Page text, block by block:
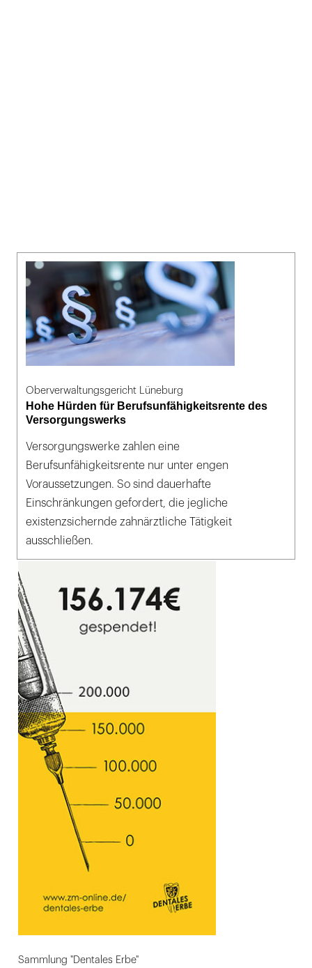
Oberverwaltungsgericht Lüneburg
Hohe Hürden für Berufsunfähigkeitsrente des
Versorgungswerks
Versorgungswerke zahlen eine
Berufsunfähigkeitsrente nur unter engen
Voraussetzungen. So sind dauerhafte
Einschränkungen gefordert, die jegliche
existenzsichernde zahnärztliche Tätigkeit
ausschließen.
Sammlung "Dentales Erbe"